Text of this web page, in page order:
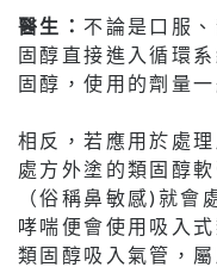
醫生： 不論是口服
固醇直接進入循環
固醇，使用的劑量一
相反，若應用於處
處方外塗的類固醇
（俗稱鼻敏感)就會
哮喘便會使用吸入
類固醇吸入氣管，